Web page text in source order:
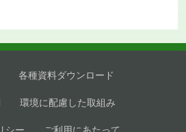
各種資料ダウンロード
環境に配慮した取組み